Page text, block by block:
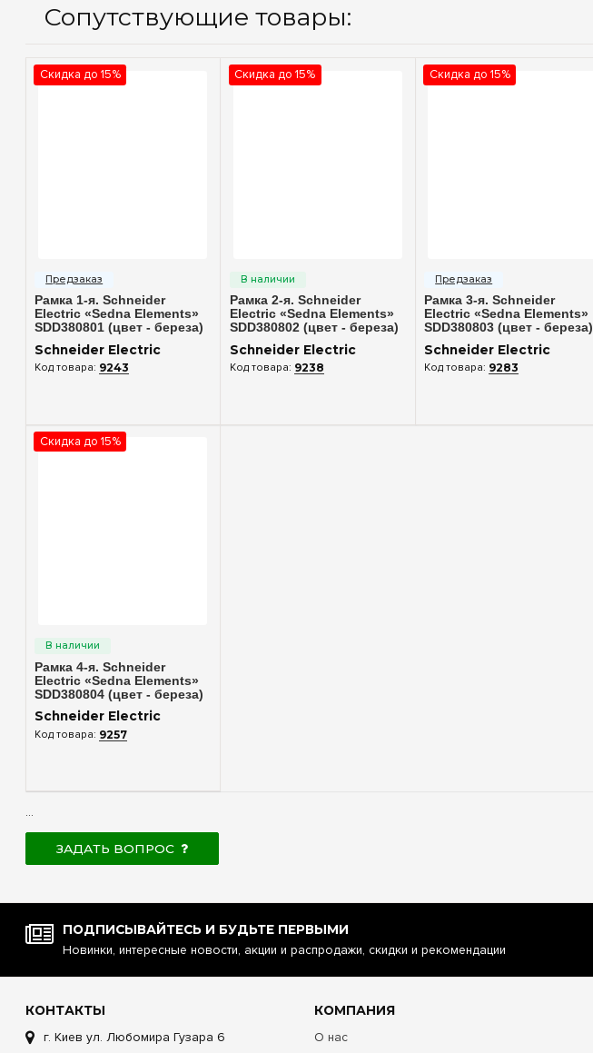
Сопутствующие товары:
Скидка до 15%
Рамка 1-я. Schneider
Electric «Sedna Elements»
SDD380801 (цвет - береза)
Schneider Electric
9243
Скидка до 15%
Рамка 2-я. Schneider
Electric «Sedna Elements»
SDD380802 (цвет - береза)
Schneider Electric
9238
Скидка до 15%
Рамка 3-я. Schneider
Electric «Sedna Elements»
SDD380803 (цвет - береза)
Schneider Electric
9283
Скидка до 15%
Рамка 4-я. Schneider
Electric «Sedna Elements»
SDD380804 (цвет - береза)
Schneider Electric
9257
...
ЗАДАТЬ ВОПРОС
ПОДПИСЫВАЙТЕСЬ И БУДЬТЕ ПЕРВЫМИ
Новинки, интересные новости, акции и распродажи, скидки и рекомендации
КОНТАКТЫ
г. Киев ул. Любомира Гузара 6
КОМПАНИЯ
О нас